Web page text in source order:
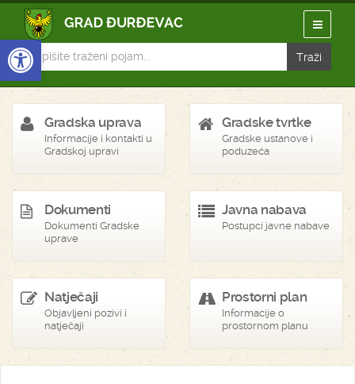
Open toolbar
Gradska uprava
Informacije i kontakti u
Gradskoj upravi
Gradske tvrtke
Gradske ustanove i
poduzeća
Dokumenti
Dokumenti Gradske
uprave
Javna nabava
Postupci javne nabave
Natječaji
Objavljeni pozivi i
natječaji
Prostorni plan
Informacije o
prostornom planu